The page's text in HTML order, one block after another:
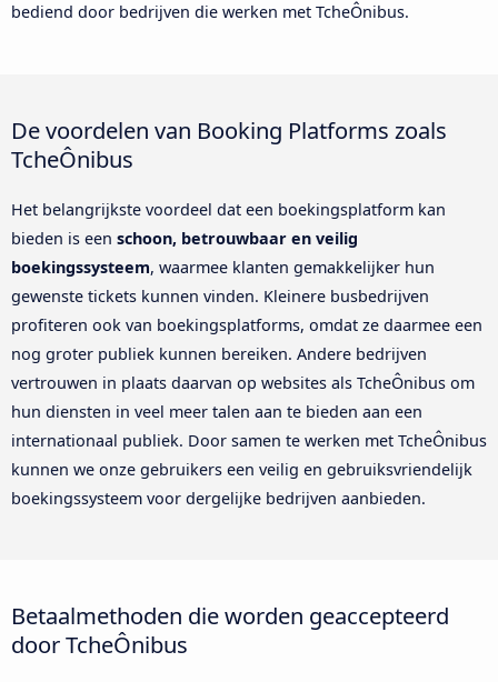
bediend door bedrijven die werken met TcheÔnibus.
De voordelen van Booking Platforms zoals
TcheÔnibus
Het belangrijkste voordeel dat een boekingsplatform kan
bieden is een schoon, betrouwbaar en veilig
boekingssysteem, waarmee klanten gemakkelijker hun
gewenste tickets kunnen vinden. Kleinere busbedrijven
profiteren ook van boekingsplatforms, omdat ze daarmee een
nog groter publiek kunnen bereiken. Andere bedrijven
vertrouwen in plaats daarvan op websites als TcheÔnibus om
hun diensten in veel meer talen aan te bieden aan een
internationaal publiek. Door samen te werken met TcheÔnibus
kunnen we onze gebruikers een veilig en gebruiksvriendelijk
boekingssysteem voor dergelijke bedrijven aanbieden.
Betaalmethoden die worden geaccepteerd
door TcheÔnibus